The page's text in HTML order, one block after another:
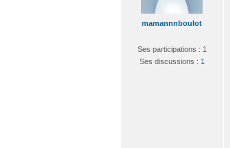
mamannnboulot
Ses participations : 1
Ses discussions : 1